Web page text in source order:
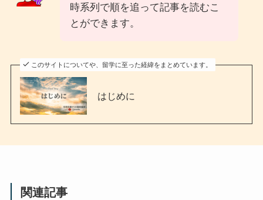
時系列で順を追って記事を読むこ
とができます。
このサイトについてや、留学に至った経緯をまとめています。
はじめに
関連記事